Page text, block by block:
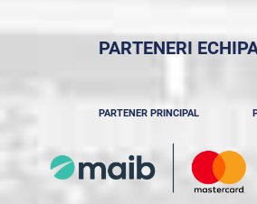
PARTENERI
PARTENER PRINCIPAL